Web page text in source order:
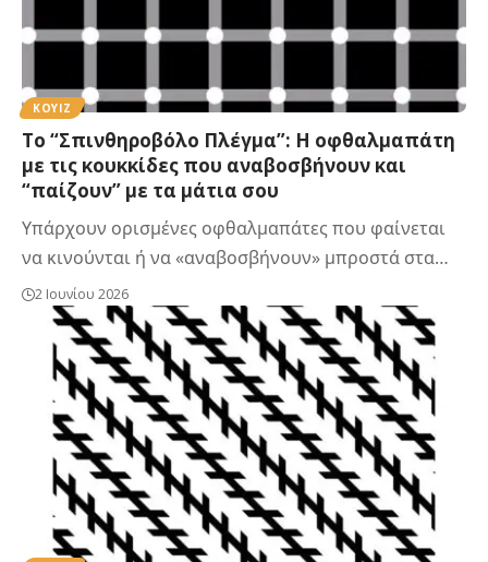
ΚΟΥΙΖ
Το “Σπινθηροβόλο Πλέγμα”: Η οφθαλμαπάτη
με τις κουκκίδες που αναβοσβήνουν και
“παίζουν” με τα μάτια σου
Υπάρχουν ορισμένες οφθαλμαπάτες που φαίνεται
να κινούνται ή να «αναβοσβήνουν» μπροστά στα…
2 Ιουνίου 2026